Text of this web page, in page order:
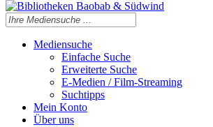
Mediensuche
Einfache Suche
Erweiterte Suche
E-Medien / Film-Streaming
Suchtipps
Mein Konto
Über uns